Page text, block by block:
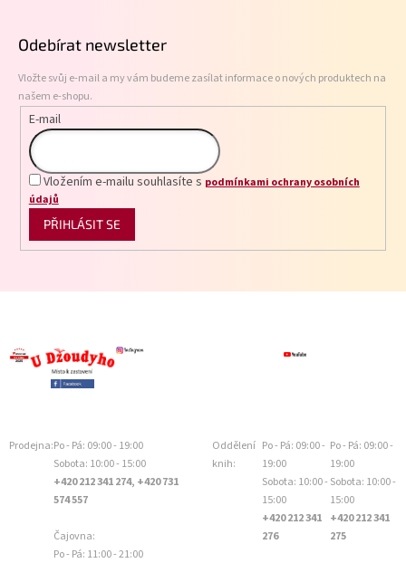
Odebírat newsletter
Vložte svůj e-mail a my vám budeme zasílat informace o nových produktech na
našem e-shopu.
E-mail
Vložením e-mailu souhlasíte s podmínkami ochrany osobních
údajů
PŘIHLÁSIT SE
Prodejna:Po - Pá: 09:00 - 19:00
Sobota: 10:00 - 15:00
+420 212 341 274, +420 731
574 557
Čajovna:
Po - Pá: 11:00 - 21:00
Oddělení
knih:
Po - Pá: 09:00 -
19:00
Sobota: 10:00 -
15:00
+420 212 341
276
Po - Pá: 09:00 -
19:00
Sobota: 10:00 -
15:00
+420 212 341
275